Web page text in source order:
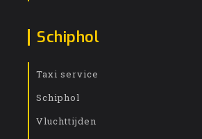
Schiphol
Taxi service
Schiphol
Vluchttijden